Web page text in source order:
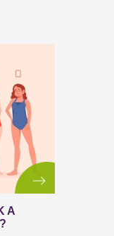
világnapja. Nők